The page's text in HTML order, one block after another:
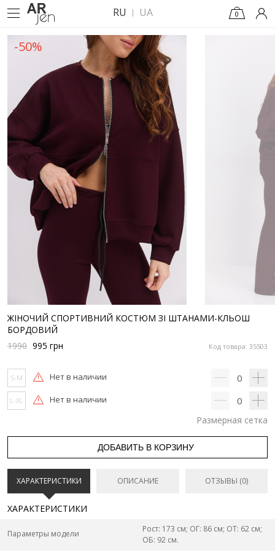
RU UA 0
-50%
ЖІНОЧИЙ СПОРТИВНИЙ КОСТЮМ ЗІ ШТАНАМИ-КЛЬОШ
БОРДОВИЙ
Код товара: 35503
1990 995 грн
S-M Нет в наличии 0
L-XL Нет в наличии 0
Размерная сетка
ДОБАВИТЬ В КОРЗИНУ
ХАРАКТЕРИСТИКИ ОПИСАНИЕ ОТЗЫВЫ (0)
ХАРАКТЕРИСТИКИ
Параметры модели
Рост: 173 см; ОГ: 86 см; ОТ: 62 см;
ОБ: 92 см.